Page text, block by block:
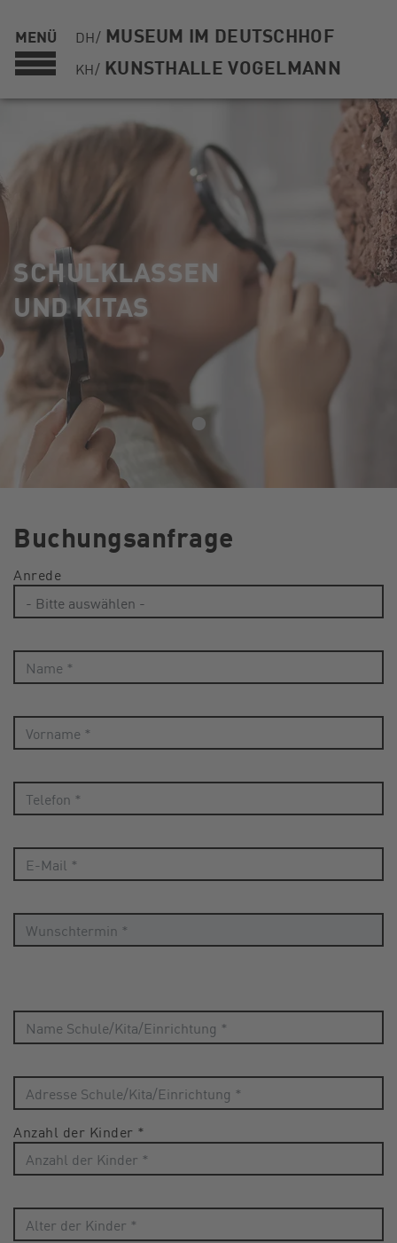
MENÜ DH/ MUSEUM IM DEUTSCHHOF
KH/ KUNSTHALLE VOGELMANN
SCHULKLASSEN
UND KITAS
Buchungsanfrage
Anrede
Anzahl der Kinder *